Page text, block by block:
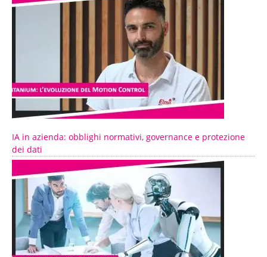
IA in azienda: obblighi normativi, governance e protezione
dei dati